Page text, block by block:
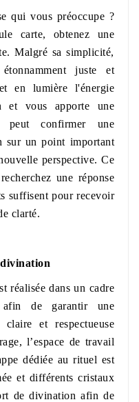
qui vous préoccupe ?
carte, obtenez une
Malgré sa simplicité,
juste et
en lumière l'énergie
et vous apporte une
peut confirmer une
sur un point important
perspective. Ce
une réponse
suffisent pour recevoir
clarté.
divination
réalisée dans un cadre
de garantir une
et respectueuse
l’espace de travail
dédiée au rituel est
et différents cristaux
de divination afin de